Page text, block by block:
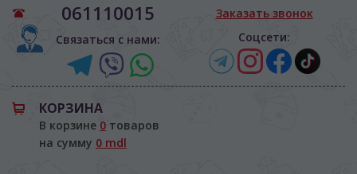
061110015
Связаться с нами:
Заказать звонок
Соцсети:
КОРЗИНА
В корзине 0 товаров
на сумму 0 mdl